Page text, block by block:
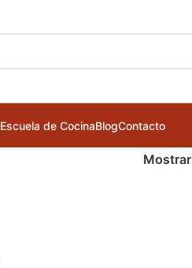
Escuela de CocinaBlogContacto
Mostrar